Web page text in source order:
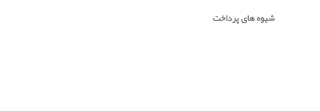
شیوه های پرداخت